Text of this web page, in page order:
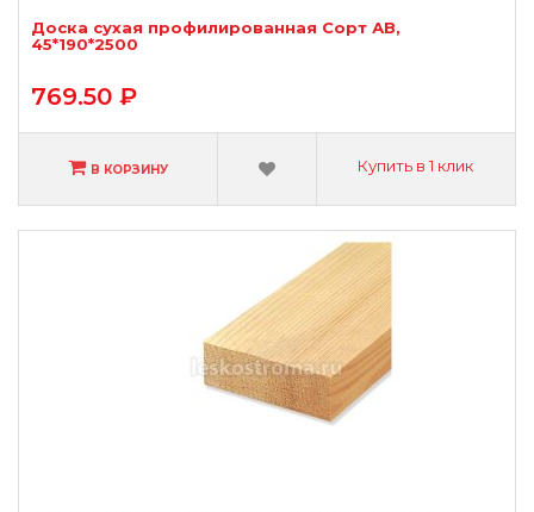
Доска сухая профилированная Сорт АВ,
45*190*2500
769.50 ₽
В КОРЗИНУ Купить в 1 клик